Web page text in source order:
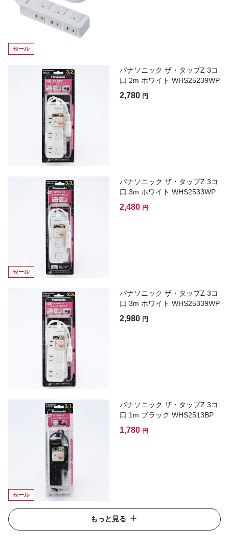
セール
パナソニック ザ・タップZ 3コ
口 2m ホワイト WHS25239WP
2,780 円
セール
パナソニック ザ・タップZ 3コ
口 3m ホワイト WHS2533WP
2,480 円
パナソニック ザ・タップZ 3コ
口 3m ホワイト WHS25339WP
2,980 円
セール
パナソニック ザ・タップZ 3コ
口 1m ブラック WHS2513BP
1,780 円
もっと見る